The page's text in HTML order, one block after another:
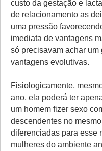
custo da gestação e
de relacionamento as
uma pressão
imediata de vantagens
só precisavam achar
vantagens evolutivas.
Fisiologicamente,
ano, ela poderá ter
um homem fizer sexo
descendentes no
diferenciadas para esse
mulheres do ambiente